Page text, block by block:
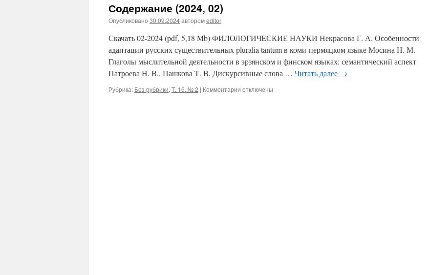
Содержание (2024, 02)
Опубликовано 30.09.2024авторомeditor
Скачать 02-2024 (pdf, 5,18 Mb) ФИЛОЛОГИЧЕСКИЕ НАУКИ Некрасова Г. А. Особенности
адаптации русских существительных pluralia tantum в коми-пермяцком языке Мосина Н. М.
Глаголы мыслительной деятельности в эрзянском и финском языках: семантический аспект
Патроева Н. В., Пашкова Т. В. Дискурсивные слова … Читать далее →
Рубрика: Без рубрики, Т. 16. № 2 | Комментарии котключены